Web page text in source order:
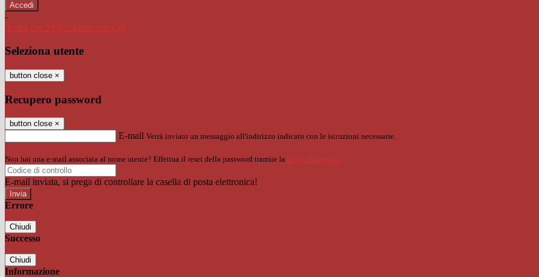
-
Entra con SPID
Entra con CIE
Seleziona utente
button close ×
Recupero password
button close ×
E-mail Verrà inviato un messaggio all'indirizzo indicato con le istruzioni necessarie.
Non hai una e-mail associata al nome utente? Effettua il reset della password tramite la Login Spaggiari
E-mail inviata, si prega di controllare la casella di posta elettronica!
Errore
Chiudi
Successo
Chiudi
Informazione